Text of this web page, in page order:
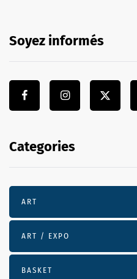
Soyez informés
Categories
ART
ART / EXPO
BASKET